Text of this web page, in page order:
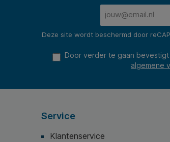
Deze site wordt beschermd door
Door verder te gaan
algemene
Service
Klantenservice